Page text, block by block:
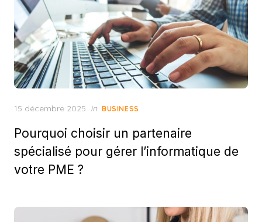
Posted
15 décembre 2025 in BUSINESS
Pourquoi choisir un partenaire
spécialisé pour gérer l’informatique de
votre PME ?